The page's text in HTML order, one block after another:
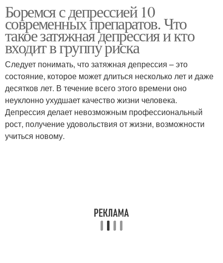
тревожном
расстройстве
Антидепрессанты без
рецепта
Боремся с депрессией 10
современных препаратов. Что
такое затяжная депрессия и кто
входит в группу риска
Следует понимать, что затяжная депрессия – это
состояние, которое может длиться несколько лет и даже
десятков лет. В течение всего этого времени оно
неуклонно ухудшает качество жизни человека.
Депрессия делает невозможным профессиональный
рост, получение удовольствия от жизни, возможности
учиться новому.